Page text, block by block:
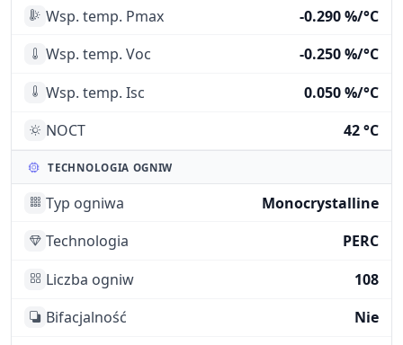
Wsp. temp. Pmax
-0.290 %/°C
Wsp. temp. Voc
-0.250 %/°C
Wsp. temp. Isc
0.050 %/°C
NOCT
42 °C
TECHNOLOGIA OGNIW
Typ ogniwa
Monocrystalline
Technologia
PERC
Liczba ogniw
108
Bifacjalność
Nie